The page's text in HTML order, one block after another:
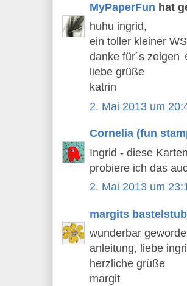
MyPaperFun hat
huhu ingrid,
ein toller kleiner
danke für´s zeigen
liebe grüße
katrin
2. Mai 2013 um
Cornelia (fun
Ingrid - diese
probiere ich das
2. Mai 2013 um
margits
wunderbar
anleitung, liebe
herzliche grüße
margit